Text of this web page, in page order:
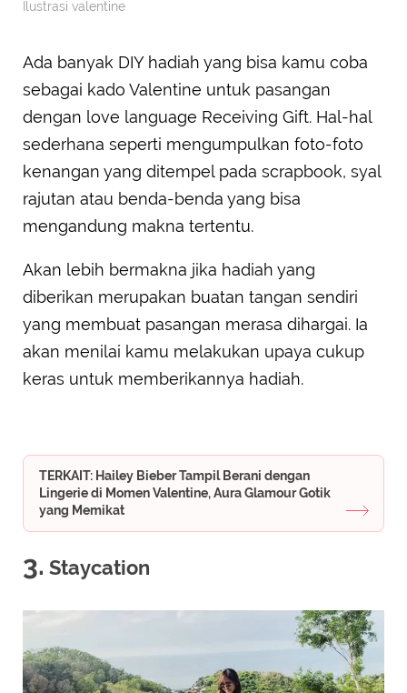
Ilustrasi valentine
Ada banyak DIY hadiah yang bisa kamu coba
sebagai kado Valentine untuk pasangan
dengan love language Receiving Gift. Hal-hal
sederhana seperti mengumpulkan foto-foto
kenangan yang ditempel pada scrapbook, syal
rajutan atau benda-benda yang bisa
mengandung makna tertentu.
Akan lebih bermakna jika hadiah yang
diberikan merupakan buatan tangan sendiri
yang membuat pasangan merasa dihargai. Ia
akan menilai kamu melakukan upaya cukup
keras untuk memberikannya hadiah.
TERKAIT: Hailey Bieber Tampil Berani dengan
Lingerie di Momen Valentine, Aura Glamour Gotik
yang Memikat
3. Staycation